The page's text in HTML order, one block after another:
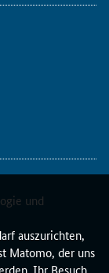
auszurichten,
Matomo, der uns
Ihr Besuch
und